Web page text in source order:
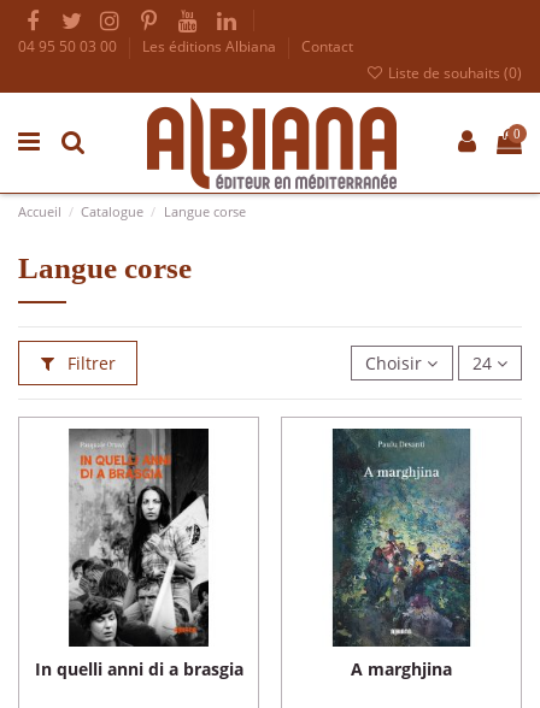
04 95 50 03 00 Les éditions Albiana
Contact
Liste de souhaits (0)
0
Accueil Catalogue Langue corse
Langue corse
Filtrer Choisir 24
In quelli anni di a brasgia A marghjina